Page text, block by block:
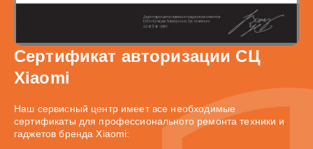
Сертификат авторизации СЦ
Xiaomi
Наш сервисный центр имеет все необходимые
сертификаты для профессионального ремонта техники и
гаджетов бренда Xiaomi: